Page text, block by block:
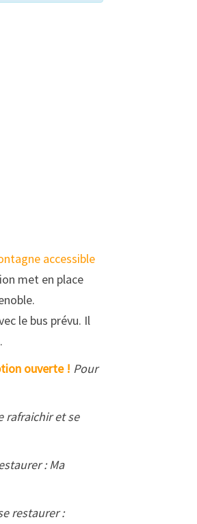
accessible
met en place
le bus prévu. Il
ouverte ! Pour
rafraichir et se
: Ma
restaurer :